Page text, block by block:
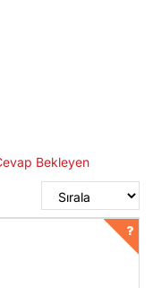
Bekleyen